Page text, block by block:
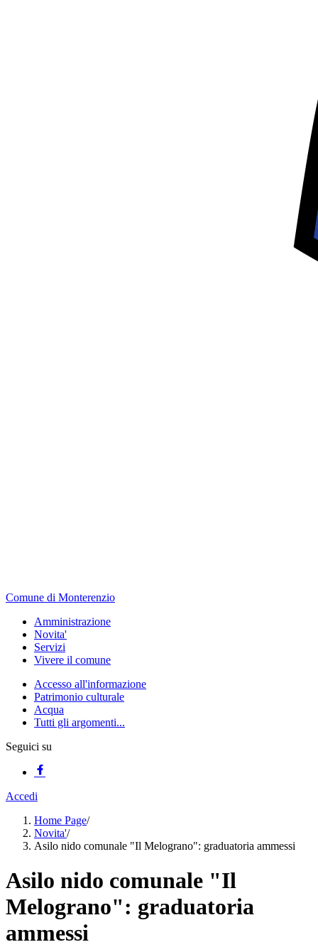
Comune di Monterenzio
Amministrazione
Novita'
Servizi
Vivere il comune
Accesso all'informazione
Patrimonio culturale
Acqua
Tutti gli argomenti...
Seguici su
Accedi
Home Page/
Novita'/
Asilo nido comunale "Il Melograno": graduatoria ammessi
Asilo nido comunale "Il
Melograno": graduatoria
ammessi